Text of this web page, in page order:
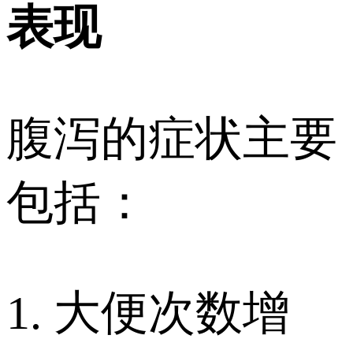
表现
腹泻的症状主要
包括：
1. 大便次数增